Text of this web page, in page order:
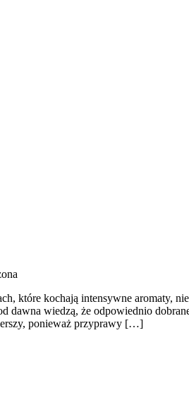
które kochają intensywne aromaty,
wiedzą, że odpowiednio
ponieważ przyprawy […]